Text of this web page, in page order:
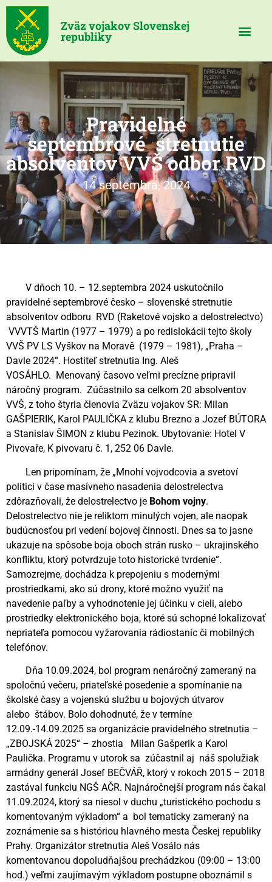
Zväz vojakov Slovenskej
republiky
Pravidelné
septembrové stretnutie
absolventov VVŠ odbor RVD
14 septembra, 2024
V dňoch 10. – 12.septembra 2024 uskutočnilo
pravidelné septembrové česko – slovenské stretnutie
absolventov odboru RVD (Raketové vojsko a delostrelectvo)
VVVTŠ Martin (1977 – 1979) a po redislokácii tejto školy
VVŠ PV LS Vyškov na Moravě (1979 – 1981), „Praha –
Davle 2024“. Hostiteľ stretnutia Ing. Aleš
VOSÁHLO. Menovaný časovo veľmi precízne pripravil
náročný program. Zúčastnilo sa celkom 20 absolventov
VVŠ, z toho štyria členovia Zväzu vojakov SR: Milan
GAŠPIERIK, Karol PAULIČKA z klubu Brezno a Jozef BÚTORA
a Stanislav ŠIMON z klubu Pezinok. Ubytovanie: Hotel V
Pivovaře, K pivovaru č. 1, 252 06 Davle.
Len pripomínam, že „Mnohí vojvodcovia a svetoví
politici v čase masívneho nasadenia delostrelectva
zdôrazňovali, že delostrelectvo je Bohom vojny.
Delostrelectvo nie je reliktom minulých vojen, ale naopak
budúcnosťou pri vedení bojovej činnosti. Dnes sa to jasne
ukazuje na spôsobe boja oboch strán rusko – ukrajinského
konfliktu, ktorý potvrdzuje toto historické tvrdenie“.
Samozrejme, dochádza k prepojeniu s modernými
prostriedkami, ako sú drony, ktoré možno využiť na
navedenie paľby a vyhodnotenie jej účinku v cieli, alebo
prostriedky elektronického boja, ktoré sú schopné lokalizovať
nepriateľa pomocou vyžarovania rádiostaníc či mobilných
telefónov.
Dňa 10.09.2024, bol program nenáročný zameraný na
spoločnú večeru, priateľské posedenie a spomínanie na
školské časy a vojenskú službu u bojových útvarov
alebo štábov. Bolo dohodnuté, že v termíne
12.09.-14.09.2025 sa organizácie pravidelného stretnutia –
„ZBOJSKÁ 2025“ – zhostia Milan Gašperik a Karol
Paulička. Programu v utorok sa zúčastnil aj náš spolužiak
armádny generál Josef BEČVÁŘ, ktorý v rokoch 2015 – 2018
zastával funkciu NGŠ AČR. Najnáročnejší program nás čakal
11.09.2024, ktorý sa niesol v duchu „turistického pochodu s
komentovaným výkladom“ a bol tematicky zameraný na
zoznámenie sa s históriou hlavného mesta Českej republiky
Prahy. Organizátor stretnutia Aleš Vosálo nás
komentovanou dopoludňajšou prechádzkou (09:00 – 13:00
hod.) veľmi zaujímavým výkladom postupne oboznámil s